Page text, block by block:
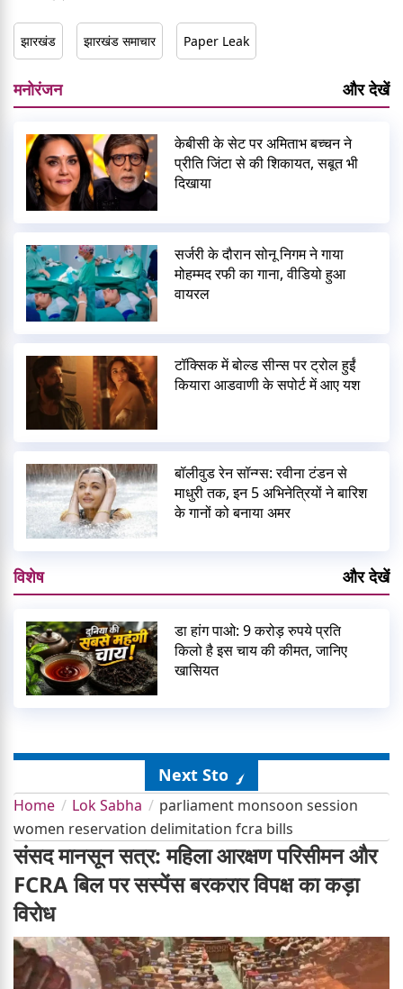
झारखंड झारखंड समाचार Paper Leak
मनोरंजन और देखें
केबीसी के सेट पर अमिताभ बच्चन ने
प्रीति जिंटा से की शिकायत, सबूत भी
दिखाया
सर्जरी के दौरान सोनू निगम ने गाया
मोहम्मद रफी का गाना, वीडियो हुआ
वायरल
टॉक्सिक में बोल्ड सीन्स पर ट्रोल हुईं
कियारा आडवाणी के सपोर्ट में आए यश
बॉलीवुड रेन सॉन्ग्स: रवीना टंडन से
माधुरी तक, इन 5 अभिनेत्रियों ने बारिश
के गानों को बनाया अमर
विशेष और देखें
डा हांग पाओ: 9 करोड़ रुपये प्रति
किलो है इस चाय की कीमत, जानिए
खासियत
Next Story
Home Lok Sabha
parliament monsoon session
women reservation delimitation fcra bills
संसद मानसून सत्र: महिला आरक्षण परिसीमन और
FCRA बिल पर सस्पेंस बरकरार विपक्ष का कड़ा
विरोध